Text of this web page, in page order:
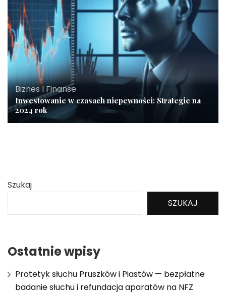
Biznes I Finanse
Inwestowanie w czasach niepewności: Strategie na
2024 rok
Szukaj
SZUKAJ
Ostatnie wpisy
Protetyk słuchu Pruszków i Piastów — bezpłatne
badanie słuchu i refundacja aparatów na NFZ